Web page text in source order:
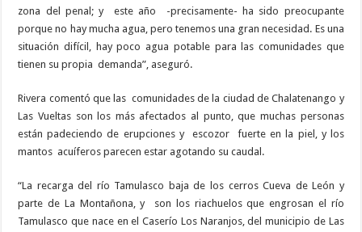
zona del penal; y
este año
-precisamente- ha sido preocupante
porque no hay mucha agua, pero tenemos una gran necesidad. Es una
situación difícil, hay poco agua potable para las comunidades que
tienen su propia demanda”, aseguró.
Rivera comentó que las comunidades de la ciudad de Chalatenango y
Las Vueltas son los más afectados al punto, que muchas personas
están padeciendo de erupciones y
escozor
fuerte en la piel, y los
mantos acuíferos parecen estar agotando su caudal.
“La recarga del río Tamulasco baja de los cerros Cueva de León y
parte de La Montañona, y
son los riachuelos que engrosan el río
Tamulasco que nace en el Caserío Los Naranjos, del municipio de Las